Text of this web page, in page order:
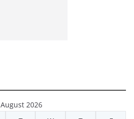
August 2026